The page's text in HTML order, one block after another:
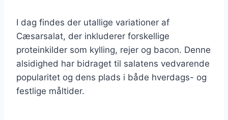
I dag findes der utallige variationer af
Cæsarsalat, der inkluderer forskellige
proteinkilder som kylling, rejer og bacon. Denne
alsidighed har bidraget til salatens vedvarende
popularitet og dens plads i både hverdags- og
festlige måltider.